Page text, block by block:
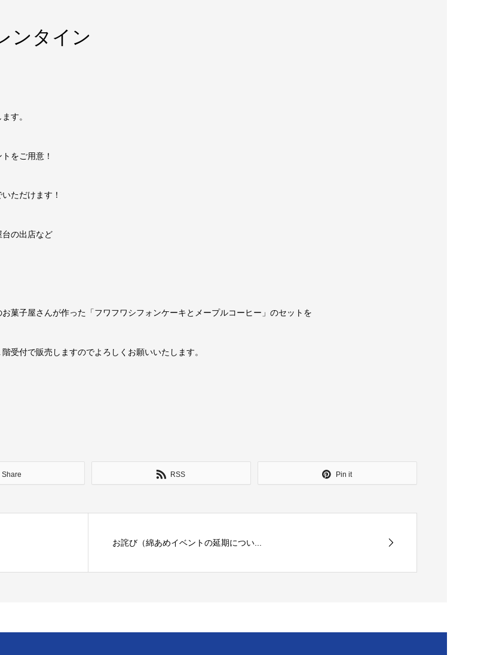
ンタイン
す。
をご用意！
ただけます！
台の出店など
子屋さんが作った「フワフワシフォンケーキとメープルコーヒー」のセットを
受付で販売しますのでよろしくお願いいたします。
Share RSS Pin it
お詫び（綿あめイベントの延期につい...